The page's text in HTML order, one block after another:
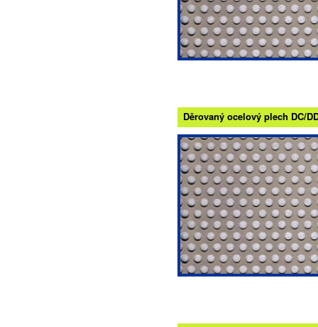
Děrovaný ocelový plech DC/